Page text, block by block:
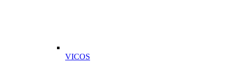
VICOS